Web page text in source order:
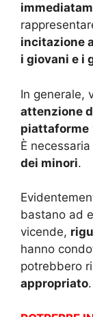
incitazione
i giovani e i
In generale,
attenzione
piattaforme
È necessaria
dei minori.
bastano ad
vicende,
hanno
potrebbero
appropriato.